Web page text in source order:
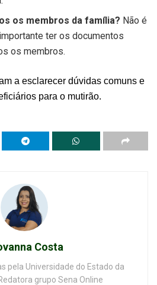
os membros da família? Não é
ter os documentos
os membros.
a esclarecer dúvidas comuns e
para o mutirão.
Costa
pela Universidade do Estado da
grupo Sena Online